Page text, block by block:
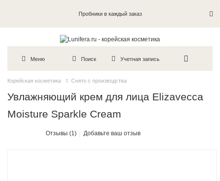
Пробники в каждый заказ
Меню Поиск Учетная запись
Корейская косметика Снято с производства
Увлажняющий крем для лица Elizavecca
Moisture Sparkle Cream
Отзывы (1) Добавьте ваш отзыв